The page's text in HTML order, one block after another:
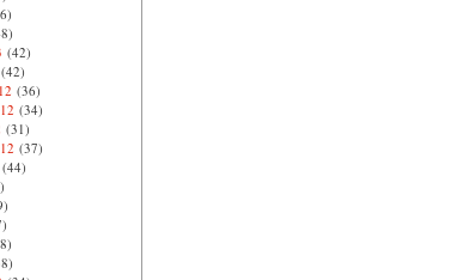
(42)
(42)
(36)
(34)
(31)
(37)
(44)